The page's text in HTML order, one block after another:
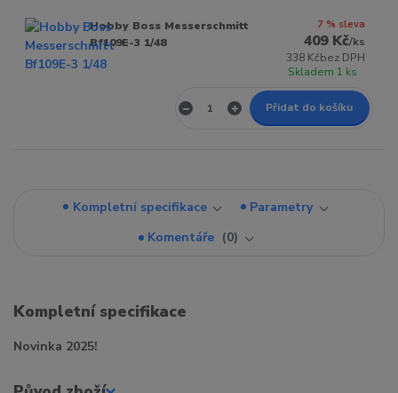
Hobby Boss Messerschmitt
Bf109E-3 1/48
7 % sleva
409 Kč/ks
338 Kčbez DPH
Skladem 1 ks
Přidat do košíku
Kompletní specifikace
Parametry
Komentáře
0
Kompletní specifikace
Novinka 2025!